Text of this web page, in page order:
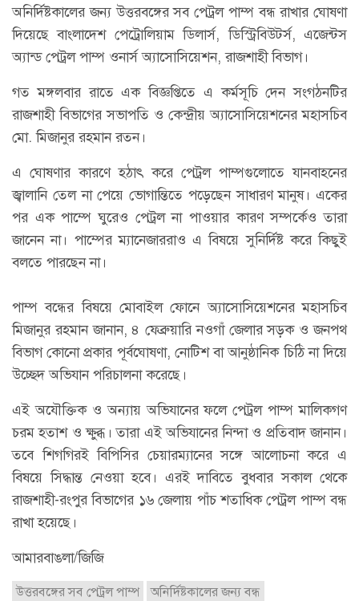
অনির্দিষ্টকালের জন্য উত্তরবঙ্গের সব পেট্রল পাম্প বন্ধ রাখার ঘোষণা
দিয়েছে বাংলাদেশ পেট্রোলিয়াম ডিলার্স, ডিস্ট্রিবিউটর্স, এজেন্টস
অ্যান্ড পেট্রল পাম্প ওনার্স অ্যাসোসিয়েশন, রাজশাহী বিভাগ।
গত মঙ্গলবার রাতে এক বিজ্ঞপ্তিতে এ কর্মসূচি দেন সংগঠনটির
রাজশাহী বিভাগের সভাপতি ও কেন্দ্রীয় অ্যাসোসিয়েশনের মহাসচিব
মো. মিজানুর রহমান রতন।
এ ঘোষণার কারণে হঠাৎ করে পেট্রল পাম্পগুলোতে যানবাহনের
জ্বালানি তেল না পেয়ে ভোগান্তিতে পড়েছেন সাধারণ মানুষ। একের
পর এক পাম্পে ঘুরেও পেট্রল না পাওয়ার কারণ সম্পর্কেও তারা
জানেন না। পাম্পের ম্যানেজাররাও এ বিষয়ে সুনির্দিষ্ট করে কিছুই
বলতে পারছেন না।
পাম্প বন্ধের বিষয়ে মোবাইল ফোনে অ্যাসোসিয়েশনের মহাসচিব
মিজানুর রহমান জানান, ৪ ফেব্রুয়ারি নওগাঁ জেলার সড়ক ও জনপথ
বিভাগ কোনো প্রকার পূর্বঘোষণা, নোটিশ বা আনুষ্ঠানিক চিঠি না দিয়ে
উচ্ছেদ অভিযান পরিচালনা করেছে।
এই অযৌক্তিক ও অন্যায় অভিযানের ফলে পেট্রল পাম্প মালিকগণ
চরম হতাশ ও ক্ষুব্ধ। তারা এই অভিযানের নিন্দা ও প্রতিবাদ জানান।
তবে শিগগিরই বিপিসির চেয়ারম্যানের সঙ্গে আলোচনা করে এ
বিষয়ে সিদ্ধান্ত নেওয়া হবে। এরই দাবিতে বুধবার সকাল থেকে
রাজশাহী-রংপুর বিভাগের ১৬ জেলায় পাঁচ শতাধিক পেট্রল পাম্প বন্ধ
রাখা হয়েছে।
আমারবাঙলা/জিজি
উত্তরবঙ্গের সব পেট্রল পাম্প
অনির্দিষ্টকালের জন্য বন্ধ